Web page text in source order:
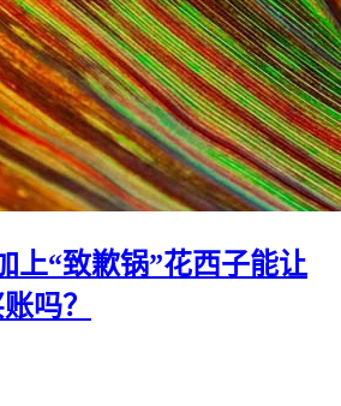
上“致歉锅”花西子能让
吗？